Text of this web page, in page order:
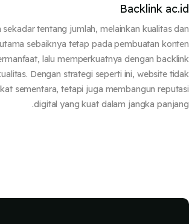
Backlink
sekadar tentang jumlah, melainkan kualitas
utama sebaiknya tetap pada pembuatan
lalu memperkuatnya dengan
Dengan strategi seperti ini, website
sementara, tetapi juga membangun
digital yang kuat dalam jangka